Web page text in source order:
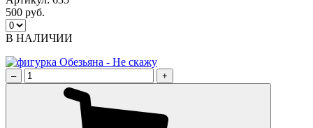
500 руб.
В НАЛИЧИИ
– +